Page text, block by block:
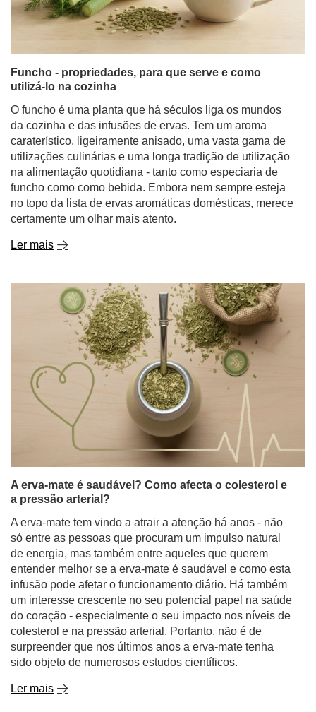
Funcho - propriedades, para que serve e como
utilizá-lo na cozinha
O funcho é uma planta que há séculos liga os mundos
da cozinha e das infusões de ervas. Tem um aroma
caraterístico, ligeiramente anisado, uma vasta gama de
utilizações culinárias e uma longa tradição de utilização
na alimentação quotidiana - tanto como especiaria de
funcho como como bebida. Embora nem sempre esteja
no topo da lista de ervas aromáticas domésticas, merece
certamente um olhar mais atento.
Ler mais
A erva-mate é saudável? Como afecta o colesterol e
a pressão arterial?
A erva-mate tem vindo a atrair a atenção há anos - não
só entre as pessoas que procuram um impulso natural
de energia, mas também entre aqueles que querem
entender melhor se a erva-mate é saudável e como esta
infusão pode afetar o funcionamento diário. Há também
um interesse crescente no seu potencial papel na saúde
do coração - especialmente o seu impacto nos níveis de
colesterol e na pressão arterial. Portanto, não é de
surpreender que nos últimos anos a erva-mate tenha
sido objeto de numerosos estudos científicos.
Ler mais